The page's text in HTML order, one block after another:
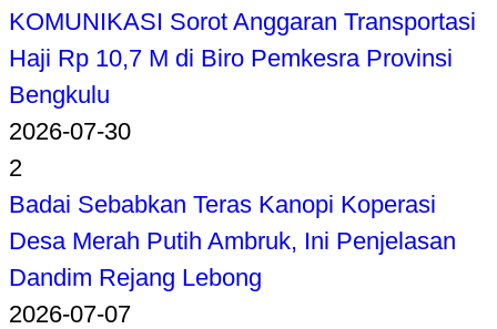
KOMUNIKASI Sorot Anggaran Transportasi
Haji Rp 10,7 M di Biro Pemkesra Provinsi
Bengkulu
2026-07-30
2
Badai Sebabkan Teras Kanopi Koperasi
Desa Merah Putih Ambruk, Ini Penjelasan
Dandim Rejang Lebong
2026-07-07